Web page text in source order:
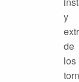
y
de
los